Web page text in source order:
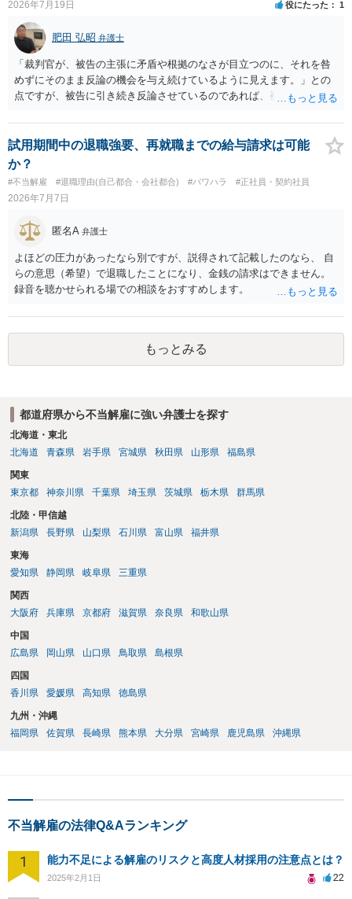
2026年7月19日 役にたった 1
肥田 弘昭 弁護士
「裁判官が、被告の主張に矛盾や根拠のなさが目立つのに、それを咎
めずにそのまま反論の機会を与え続けているように見えます。」との
点ですが、被告に引き続き反論させているのであれば、被告の主張が
くしている場合があります。被告がこれ以上ありませんと言えば終わ
るかと思います。ご参考にしてください。
試用期間中の退職強要、再就職までの給与請求は可能
か？
#不当解雇 #退職理由(自己都合・会社都合) #パワハラ #正社員・契約社員
2026年7月7日
匿名A 弁護士
よほどの圧力があったなら別ですが、説得されて記載したのなら、 自
らの意思（希望）で退職したことになり、金銭の請求はできません。
録音を聴かせられる場での相談をおすすめします。
もっとみる
都道府県から不当解雇に強い弁護士を探す
北海道・東北
北海道
青森県 岩手県 宮城県 秋田県 山形県 福島県
関東
東京都
神奈川県 千葉県 埼玉県 茨城県 栃木県 群馬県
北陸・甲信越
新潟県
長野県 山梨県 石川県 富山県 福井県
東海
愛知県
静岡県 岐阜県 三重県
関西
大阪府
兵庫県 京都府 滋賀県 奈良県 和歌山県
中国
広島県
岡山県 山口県 鳥取県 島根県
四国
香川県
愛媛県 高知県 徳島県
九州・沖縄
福岡県
佐賀県 長崎県 熊本県 大分県 宮崎県 鹿児島県 沖縄県
不当解雇の法律Q&Aランキング
1 能力不足による解雇のリスクと高度人材採用の注意点とは？
2025年2月1日 22